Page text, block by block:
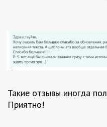
Такие отзывы иногда
Приятно!